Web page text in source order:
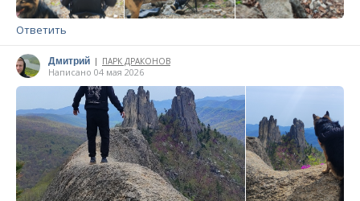
Ответить
Дмитрий | ПАРК ДРАКОНОВ
Написано 04 мая 2026